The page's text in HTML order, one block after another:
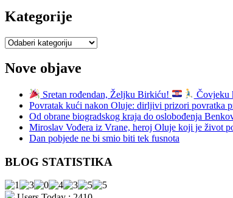
Kategorije
Kategorije
Nove objave
Sretan rođendan, Željku Birkiću!
Čovjeku
Povratak kući nakon Oluje: dirljivi prizori povratka
Od obrane biogradskog kraja do oslobođenja
Miroslav Vođera iz Vrane, heroj Oluje koji je život
Dan pobjede ne bi smio biti tek fusnota
BLOG STATISTIKA